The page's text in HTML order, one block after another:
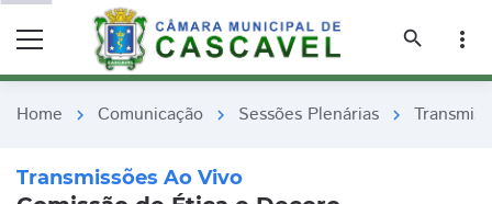
search
more_vert
Home chevron_right Comunicação chevron_right Sessões Plenárias chevron_right
Transmissões Ao Vivo